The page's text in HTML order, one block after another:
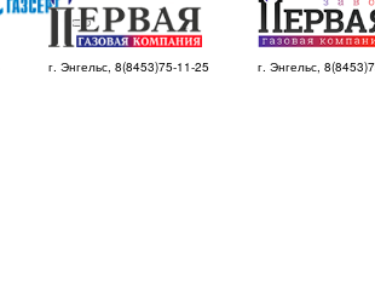
г. Энгельс, 8(8453)75-11-25 г. Энгельс,